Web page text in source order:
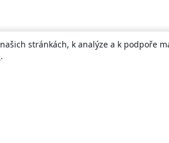
stránkách, k analýze a k podpoře
.